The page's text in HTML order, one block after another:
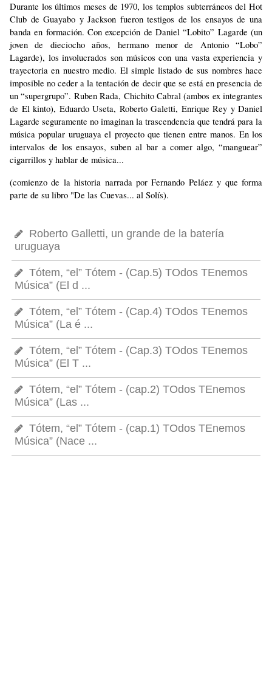
Durante los últimos meses de 1970, los templos subterráneos del Hot
Club de Guayabo y Jackson fueron testigos de los ensayos de una
banda en formación. Con excepción de Daniel “Lobito” Lagarde (un
joven de dieciocho años, hermano menor de Antonio “Lobo”
Lagarde), los involucrados son músicos con una vasta experiencia y
trayectoria en nuestro medio. El simple listado de sus nombres hace
imposible no ceder a la tentación de decir que se está en presencia de
un “supergrupo”. Ruben Rada, Chichito Cabral (ambos ex integrantes
de El kinto), Eduardo Useta, Roberto Galetti, Enrique Rey y Daniel
Lagarde seguramente no imaginan la trascendencia que tendrá para la
música popular uruguaya el proyecto que tienen entre manos. En los
intervalos de los ensayos, suben al bar a comer algo, “manguear”
cigarrillos y hablar de música...
(comienzo de la historia narrada por Fernando Peláez y que forma
parte de su libro "De las Cuevas... al Solís).
Roberto Galletti, un grande de la batería
uruguaya
Tótem, “el” Tótem - (Cap.5) TOdos TEnemos
Música” (El d ...
Tótem, “el” Tótem - (Cap.4) TOdos TEnemos
Música” (La é ...
Tótem, “el” Tótem - (Cap.3) TOdos TEnemos
Música” (El T ...
Tótem, “el” Tótem - (cap.2) TOdos TEnemos
Música” (Las ...
Tótem, “el” Tótem - (cap.1) TOdos TEnemos
Música” (Nace ...